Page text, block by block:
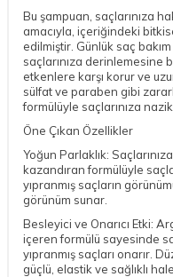
Bu şampuan, saçlarınıza
amacıyla, içeriğindeki
edilmiştir. Günlük saç
saçlarınıza derinlemesine
etkenlere karşı korur ve
sülfat ve paraben gibi
formülüyle saçlarınıza
Öne Çıkan Özellikler
Yoğun Parlaklık:
kazandıran formülüyle
yıpranmış saçların
görünüm sunar.
Besleyici ve Onarıcı Etki:
içeren formülü sayesinde
yıpranmış saçları onarır.
güçlü, elastik ve sağlıklı